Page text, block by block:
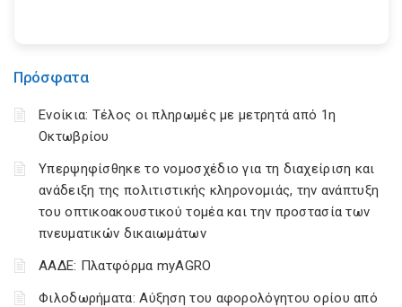
Πρόσφατα
Ενοίκια: Τέλος οι πληρωμές με μετρητά από 1η
Οκτωβρίου
Υπερψηφίσθηκε το νομοσχέδιο για τη διαχείριση και
ανάδειξη της πολιτιστικής κληρονομιάς, την ανάπτυξη
του οπτικοακουστικού τομέα και την προστασία των
πνευματικών δικαιωμάτων
ΑΑΔΕ: Πλατφόρμα myAGRO
Φιλοδωρήματα: Αύξηση του αφορολόγητου ορίου από